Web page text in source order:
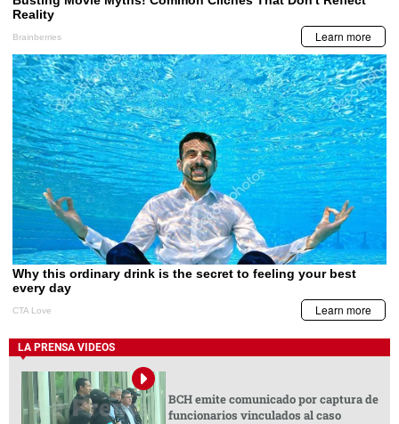
LA PRENSA VIDEOS
BCH emite comunicado por captura de
funcionarios vinculados al caso